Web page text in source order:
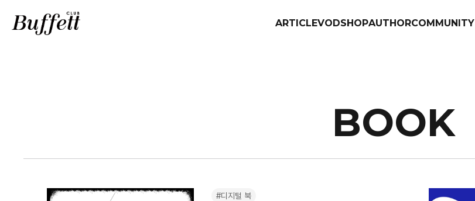
ARTICLEVODSHOPAUTHORCOMMUNITY
BOOK
#디지털 북